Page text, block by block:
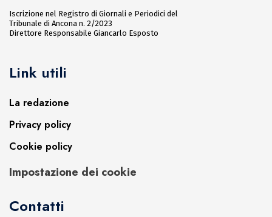
Iscrizione nel Registro di Giornali e Periodici del
Tribunale di Ancona n. 2/2023
Direttore Responsabile Giancarlo Esposto
Link utili
La redazione
Privacy policy
Cookie policy
Impostazione dei cookie
Contatti